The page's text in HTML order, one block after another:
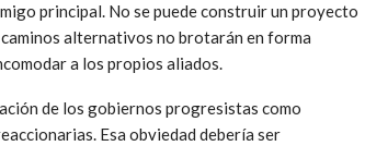
principal. No se puede construir un proyecto
alternativos no brotarán en forma
a los propios aliados.
de los gobiernos progresistas como
Esa obviedad debería ser